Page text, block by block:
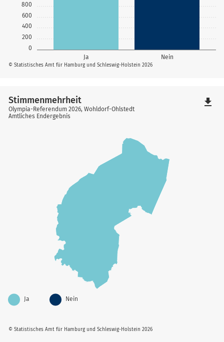
0
200
400
600
800
Ja Nein
© Statistisches Amt für Hamburg und Schleswig-Holstein 2026
© Statistisches Amt für Hamburg und Schleswig-Holstein 2026
Stimmenmehrheit
Olympia-Referendum 2026, Wohldorf-Ohlstedt
Amtliches Endergebnis
Ja Nein
file_download